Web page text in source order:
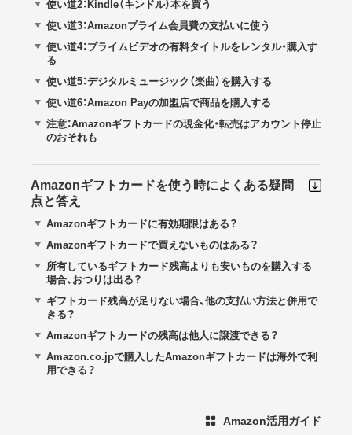
使い道2：Kindle（キンドル）本を買う
使い道3：Amazonプライム会員費の支払いに使う
使い道4：プライムビデオの有料タイトルをレンタル・購入す
る
使い道5：デジタルミュージック（楽曲）を購入する
使い道6：Amazon Payの加盟店で商品を購入する
注意：Amazonギフトカードの現金化・転売はアカウント停止
のおそれも
Amazonギフトカードを使う時によくある疑問
点と答え
Amazonギフトカードに有効期限はある？
Amazonギフトカードで買えないものはある？
所有しているギフトカード残高よりも安いものを購入する
場合、おつりは出る？
ギフトカード残高が足りない場合、他の支払い方法と併用で
きる？
Amazonギフトカードの残高は他人に譲渡できる？
Amazon.co.jpで購入したAmazonギフトカードは海外で利
用できる？
Amazon活用ガイド